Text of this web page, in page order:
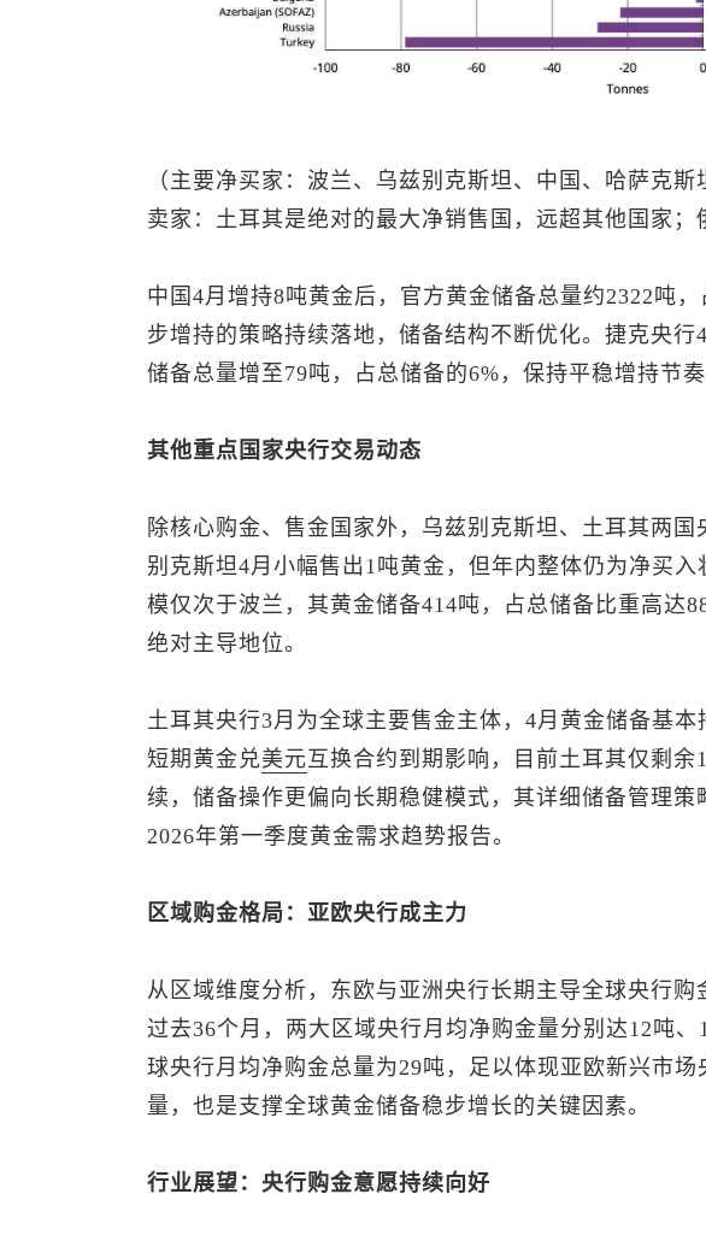
（主要净买家：波兰、乌兹别克斯坦、中国、哈萨克
卖家：土耳其是绝对的最大净销售国，远超其他国家；
中国4月增持8吨黄金后，官方黄金储备总量约2322吨，
步增持的策略持续落地，储备结构不断优化。捷克央
储备总量增至79吨，占总储备的6%，保持平稳增持节奏
其他重点国家央行交易动态
除核心购金、售金国家外，乌兹别克斯坦、土耳其两
别克斯坦4月小幅售出1吨黄金，但年内整体仍为净买
模仅次于波兰，其黄金储备414吨，占总储备比重高达
绝对主导地位。
土耳其央行3月为全球主要售金主体，4月黄金储备基
短期黄金兑美元互换合约到期影响，目前土耳其仅剩
续，储备操作更偏向长期稳健模式，其详细储备管理策
2026年第一季度黄金需求趋势报告。
区域购金格局：亚欧央行成主力
从区域维度分析，东欧与亚洲央行长期主导全球央行购
过去36个月，两大区域央行月均净购金量分别达12吨
球央行月均净购金总量为29吨，足以体现亚欧新兴市
量，也是支撑全球黄金储备稳步增长的关键因素。
行业展望：央行购金意愿持续向好